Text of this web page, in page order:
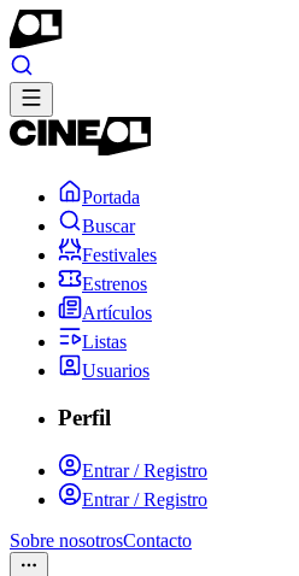
Portada
Buscar
Festivales
Estrenos
Artículos
Listas
Usuarios
Perfil
Entrar / Registro
Entrar / Registro
Sobre nosotrosContacto